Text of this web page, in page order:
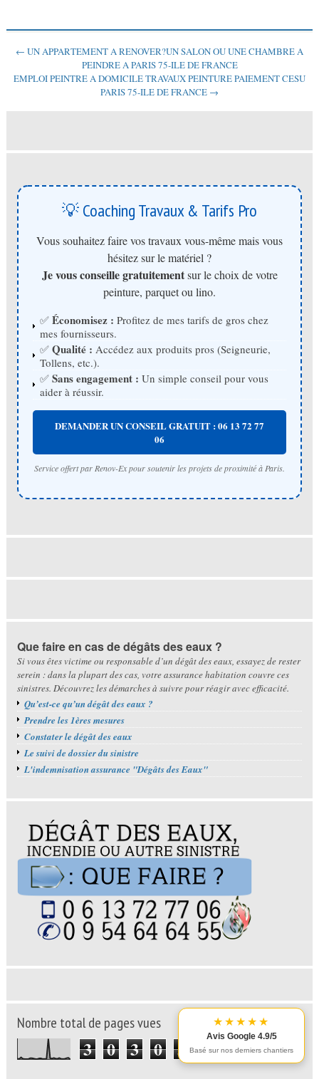
← UN APPARTEMENT A RENOVER?UN SALON OU UNE CHAMBRE A
PEINDRE A PARIS 75-ILE DE FRANCE
EMPLOI PEINTRE A DOMICILE TRAVAUX PEINTURE PAIEMENT CESU
PARIS 75-ILE DE FRANCE →
💡 Coaching Travaux & Tarifs Pro
Vous souhaitez faire vos travaux vous-même mais vous
hésitez sur le matériel ?
Je vous conseille gratuitementsur le choix de votre
peinture, parquet ou lino.
✅ Économisez : Profitez de mes tarifs de gros chez
mes fournisseurs.
✅ Qualité : Accédez aux produits pros (Seigneurie,
Tollens, etc.).
✅ Sans engagement : Un simple conseil pour vous
aider à réussir.
DEMANDER UN CONSEIL GRATUIT : 06 13 72 77
06
Service offert par Renov-Ex pour soutenir les projets de proximité à Paris.
★★★★★
Avis Google 4.9/5
Basé sur nos derniers chantiers
Que faire en cas de dégâts des eaux ?
Si vous êtes victime ou responsable d’un dégât des eaux, essayez de rester
serein : dans la plupart des cas, votre assurance habitation couvre ces
sinistres. Découvrez les démarches à suivre pour réagir avec efficacité.
Qu’est-ce qu’un dégât des eaux ?
Prendre les 1ères mesures
Constater le dégât des eaux
Le suivi de dossier du sinistre
L'indemnisation assurance "Dégâts des Eaux"
Nombre total de pages vues
3 0 3 0 5 3